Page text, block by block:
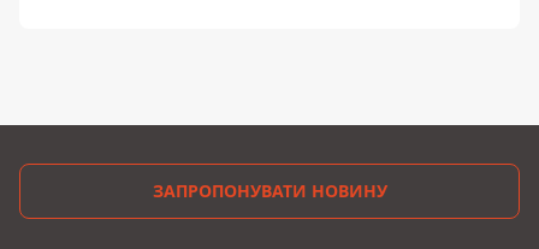
ЗАПРОПОНУВАТИ НОВИНУ